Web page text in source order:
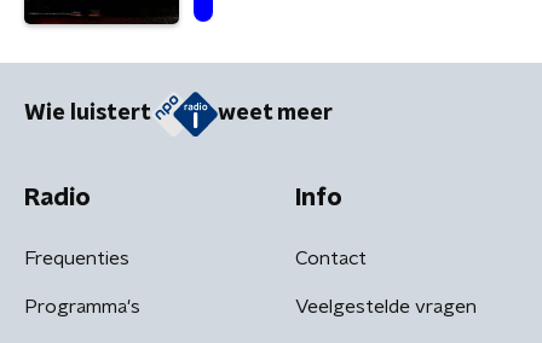
Wie luistert weet meer
Radio
Frequenties
Programma's
Info
Contact
Veelgestelde vragen